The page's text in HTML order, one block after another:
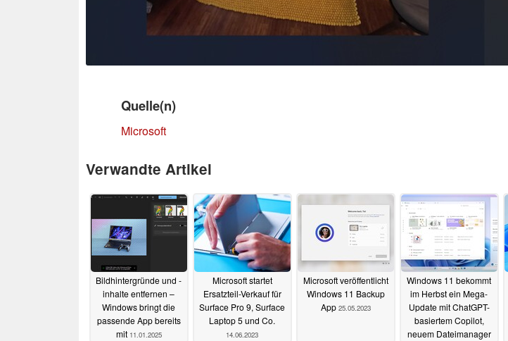
Quelle(n)
Microsoft
Verwandte Artikel
Bildhintergründe und -
inhalte entfernen –
Windows bringt die
passende App bereits
mit 11.01.2025
Microsoft startet
Ersatzteil-Verkauf für
Surface Pro 9, Surface
Laptop 5 und Co.
14.06.2023
Microsoft veröffentlicht
Windows 11 Backup
App 25.05.2023
Windows 11 bekommt
im Herbst ein Mega-
Update mit ChatGPT-
basiertem Copilot,
neuem Dateimanager